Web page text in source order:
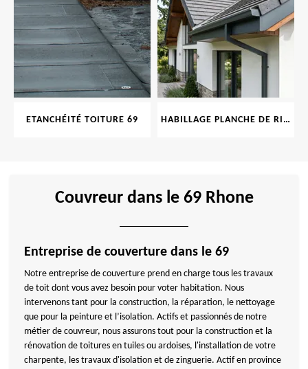
ETANCHÉITÉ TOITURE 69 HABILLAGE PLANCHE DE RIVE 69
Couvreur dans le 69 Rhone
Entreprise de couverture dans le 69
Notre entreprise de couverture prend en charge tous les travaux
de toit dont vous avez besoin pour voter habitation. Nous
intervenons tant pour la construction, la réparation, le nettoyage
que pour la peinture et l’isolation. Actifs et passionnés de notre
métier de couvreur, nous assurons tout pour la construction et la
rénovation de toitures en tuiles ou ardoises, l'installation de votre
charpente, les travaux d'isolation et de zinguerie. Actif en province